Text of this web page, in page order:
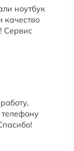
ноутбук
качество
Сервис
телефону